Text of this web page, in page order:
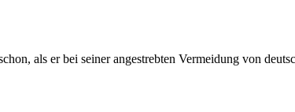
als er bei seiner angestrebten Vermeidung von